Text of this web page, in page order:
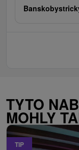
TYTO
MOHLY
TIP